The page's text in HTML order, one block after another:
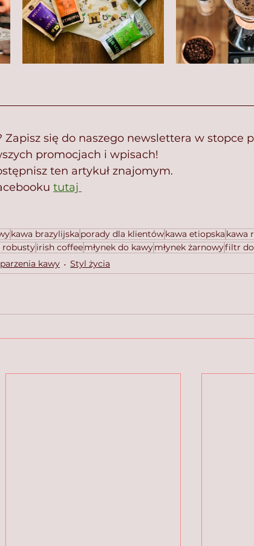
Zapisz się do naszego newslettera w stopce
promocjach i wpisach!
ten artykuł znajomym.
tutaj
kawa brazylijska porady dla klientówkawa etiopska kawa
robustyirish coffeemłynek do kawymłynek żarnowyfiltr
kawy Styl życia